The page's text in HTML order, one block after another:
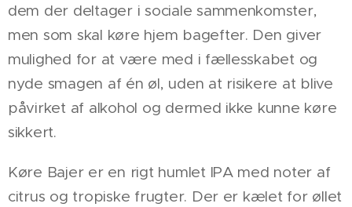
dem der deltager i sociale sammenkomster,
men som skal køre hjem bagefter. Den giver
mulighed for at være med i fællesskabet og
nyde smagen af én øl, uden at risikere at blive
påvirket af alkohol og dermed ikke kunne køre
sikkert.
Køre Bajer er en rigt humlet IPA med noter af
citrus og tropiske frugter. Der er kælet for øllet